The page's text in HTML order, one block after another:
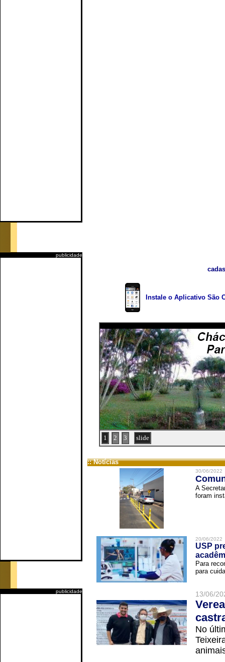
publicidade
publicidade
Instale o Aplicativo São
1 2 3 slide
:: Notícias
30/06/2022
A
foram
20/06/2022
USP
Para
para
13/06/
No